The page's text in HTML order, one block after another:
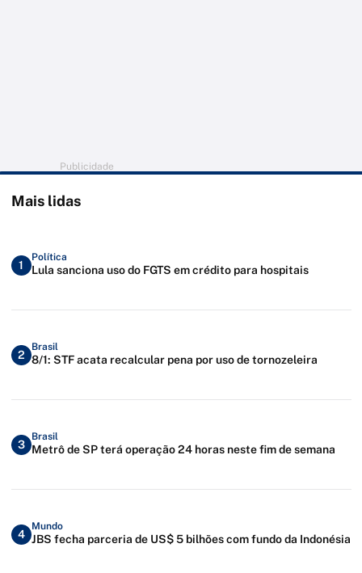
Publicidade
Mais lidas
1
Política
Lula sanciona uso do FGTS em crédito para hospitais
2
Brasil
8/1: STF acata recalcular pena por uso de tornozeleira
3
Brasil
Metrô de SP terá operação 24 horas neste fim de semana
4
Mundo
JBS fecha parceria de US$ 5 bilhões com fundo da Indonésia